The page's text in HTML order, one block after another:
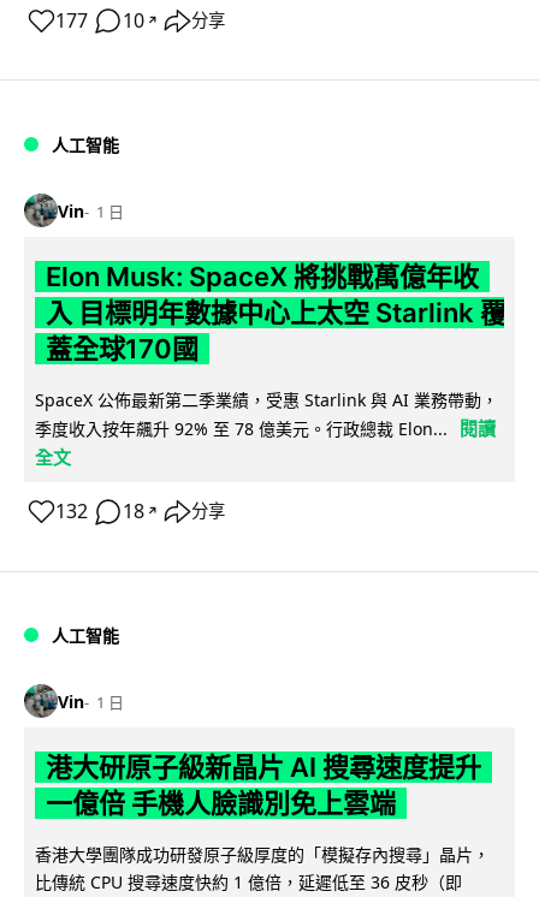
177 10 ↗ 分享
人工智能
Vin 1 日
Elon Musk: SpaceX 將挑戰萬億年收
入 目標明年數據中心上太空 Starlink 覆
蓋全球170國
SpaceX 公佈最新第二季業績，受惠 Starlink 與 AI 業務帶動，
季度收入按年飆升 92% 至 78 億美元。行政總裁 Elon...
閱讀
全文
132 18 ↗ 分享
人工智能
Vin 1 日
港大研原子級新晶片 AI 搜尋速度提升
一億倍 手機人臉識別免上雲端
香港大學團隊成功研發原子級厚度的「模擬存內搜尋」晶片，
比傳統 CPU 搜尋速度快約 1 億倍，延遲低至 36 皮秒（即